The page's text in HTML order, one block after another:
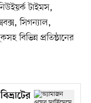
টাইমস,
সিগন্যাল,
বিভিন্ন প্রতিষ্ঠানের